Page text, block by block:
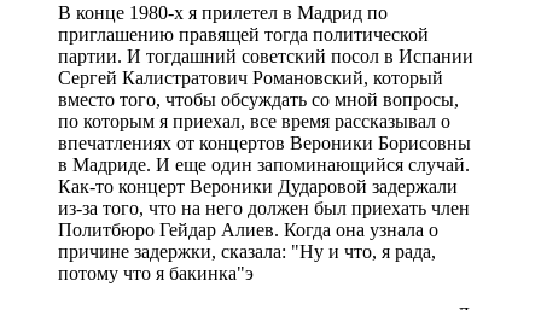
В конце 1980-х я прилетел в Мадрид по
приглашению правящей тогда политической
партии. И тогдашний советский посол в Испании
Сергей Калистратович Романовский, который
вместо того, чтобы обсуждать со мной вопросы,
по которым я приехал, все время рассказывал о
впечатлениях от концертов Вероники Борисовны
в Мадриде. И еще один запоминающийся случай.
Как-то концерт Вероники Дударовой задержали
из-за того, что на него должен был приехать член
Политбюро Гейдар Алиев. Когда она узнала о
причине задержки, сказала: "Ну и что, я рада,
потому что я бакинка"э